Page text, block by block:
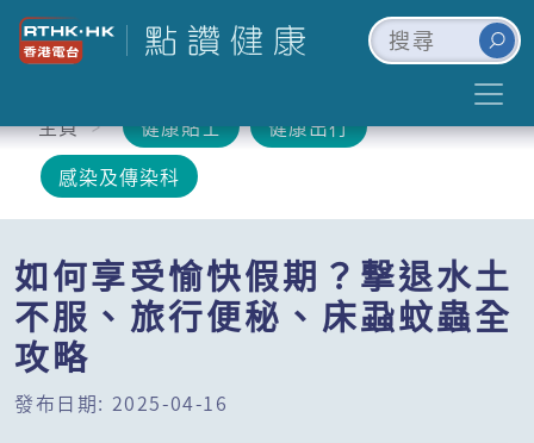
主頁 健康貼士
健康出行
感染及傳染科
如何享受愉快假期？撃退水土
不服、旅行便秘、床蝨蚊蟲全
攻略
發布日期: 2025-04-16